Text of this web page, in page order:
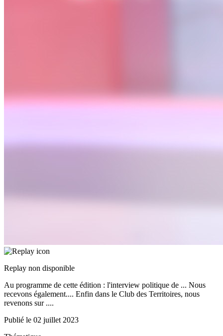
Replay non disponible
Au programme de cette édition : l'interview politique de ... Nous
recevons également.... Enfin dans le Club des Territoires, nous
revenons sur ....
Publié le 02 juillet 2023